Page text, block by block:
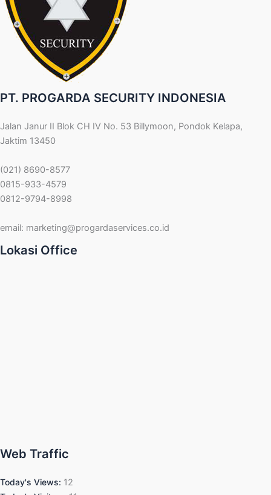
PT. PROGARDA SECURITY INDONESIA
Jalan Janur II Blok CH IV No. 53 Billymoon, Pondok Kelapa,
Jaktim 13450
(021) 8690-8577
0815-933-4579
0812-9794-8998
email: marketing@progardaservices.co.id
Lokasi Office
Web Traffic
Today's Views: 12